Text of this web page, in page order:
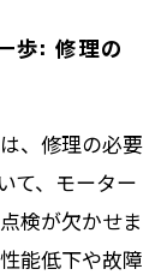
命を延ばそ
て: 知識を
歩: 修理の
、修理の必要
て、モーター
検が欠かせま
能低下や故障